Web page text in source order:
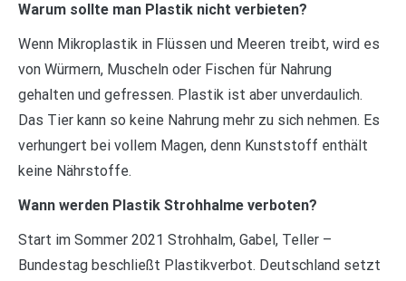
Warum sollte man Plastik nicht verbieten?
Wenn Mikroplastik in Flüssen und Meeren treibt, wird es
von Würmern, Muscheln oder Fischen für Nahrung
gehalten und gefressen. Plastik ist aber unverdaulich.
Das Tier kann so keine Nahrung mehr zu sich nehmen. Es
verhungert bei vollem Magen, denn Kunststoff enthält
keine Nährstoffe.
Wann werden Plastik Strohhalme verboten?
Start im Sommer 2021 Strohhalm, Gabel, Teller –
Bundestag beschließt Plastikverbot. Deutschland setzt